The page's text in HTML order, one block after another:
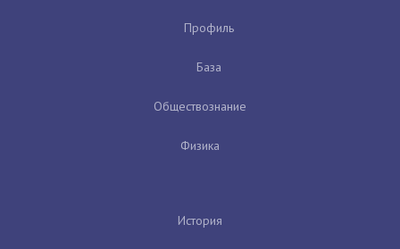
Профиль
База
Обществознание
Физика
История